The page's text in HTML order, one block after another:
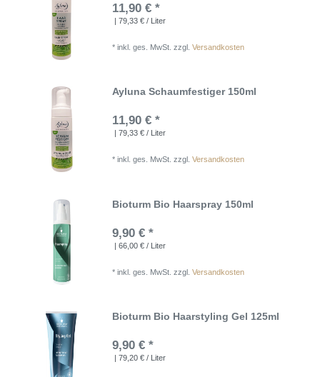
11,90 € *
| 79,33 € / Liter
*inkl. ges. MwSt. zzgl.Versandkosten
Ayluna Schaumfestiger 150ml
11,90 € *
| 79,33 € / Liter
*inkl. ges. MwSt. zzgl.Versandkosten
Bioturm Bio Haarspray 150ml
9,90 € *
| 66,00 € / Liter
*inkl. ges. MwSt. zzgl.Versandkosten
Bioturm Bio Haarstyling Gel 125ml
9,90 € *
| 79,20 € / Liter